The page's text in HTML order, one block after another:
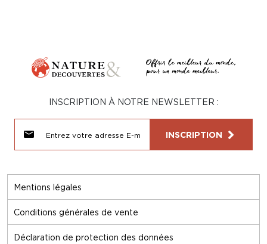
Mentions légales
Conditions générales de vente
Déclaration de protection des données
INSCRIPTION À NOTRE NEWSLETTER :
INSCRIPTION